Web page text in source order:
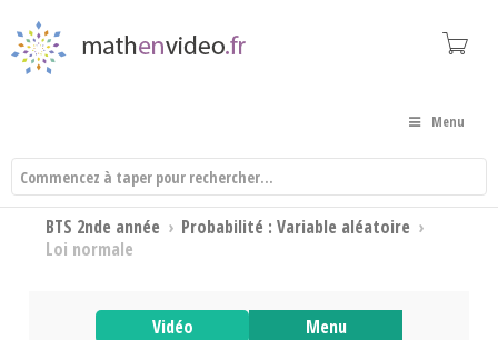
Menu
BTS 2nde année › Probabilité : Variable aléatoire ›
Loi normale
Vidéo Menu